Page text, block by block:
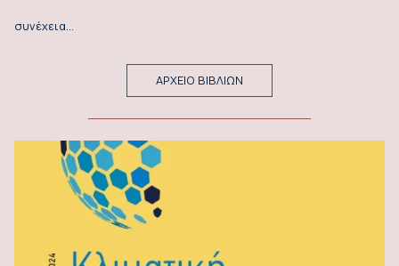
συνέχεια…
ΑΡΧΕΙΟ ΒΙΒΛΙΩΝ